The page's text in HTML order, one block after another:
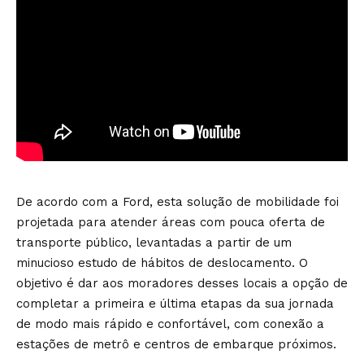
De acordo com a Ford, esta solução de mobilidade foi
projetada para atender áreas com pouca oferta de
transporte público, levantadas a partir de um
minucioso estudo de hábitos de deslocamento. O
objetivo é dar aos moradores desses locais a opção de
completar a primeira e última etapas da sua jornada
de modo mais rápido e confortável, com conexão a
estações de metrô e centros de embarque próximos.